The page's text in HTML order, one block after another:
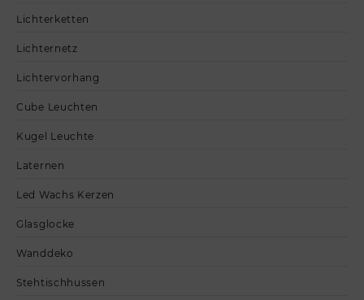
Lichterketten
Lichternetz
Lichtervorhang
Cube Leuchten
Kugel Leuchte
Laternen
Led Wachs Kerzen
Glasglocke
Wanddeko
Stehtischhussen